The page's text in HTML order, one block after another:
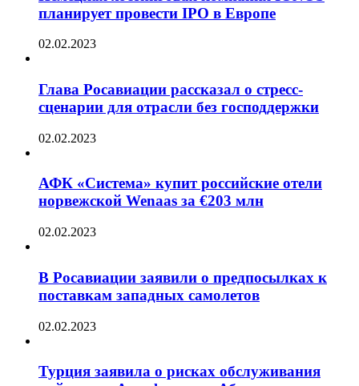
планирует провести IPO в Европе
02.02.2023
Глава Росавиации рассказал о стресс-
сценарии для отрасли без господдержки
02.02.2023
АФК «Система» купит российские отели
норвежской Wenaas за €203 млн
02.02.2023
В Росавиации заявили о предпосылках к
поставкам западных самолетов
02.02.2023
Турция заявила о рисках обслуживания